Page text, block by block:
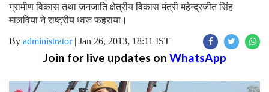
ग्रामीण विकास तथा जनजाति क्षेत्रीय विकास मंत्री महेन्द्रजीत सिंह
मालविया ने राष्ट्रीय ध्वज फहराया।
By administrator | Jan 26, 2013, 18:11 IST
Join for live updates onWhatsApp